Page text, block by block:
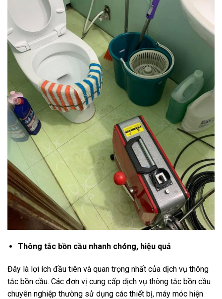
Thông tắc bồn cầu nhanh chóng, hiệu quả
Đây là lợi ích đầu tiên và quan trọng nhất của dịch vụ thông
tắc bồn cầu. Các đơn vị cung cấp dịch vụ thông tắc bồn cầu
chuyên nghiệp thường sử dụng các thiết bị, máy móc hiện